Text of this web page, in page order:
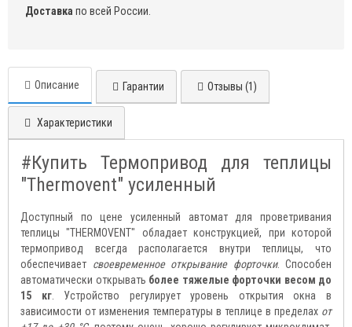
Доставка по всей России.
Описание Гарантии Отзывы (1)
Характеристики
#Купить Термопривод для теплицы
"Thermovent" усиленный
Доступный по цене усиленный автомат для проветривания
теплицы "THERMOVENT" обладает конструкцией, при которой
термопривод всегда располагается внутри теплицы, что
обеспечивает своевременное открывание форточки. Способен
автоматически открывать более тяжелые форточки весом до
15 кг. Устройство регулирует уровень открытия окна в
зависимости от изменения температуры в теплице в пределах от